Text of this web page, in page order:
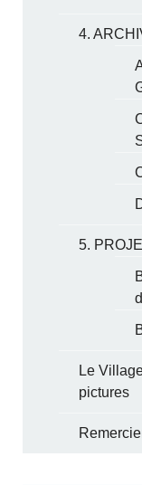
4.
5.
Le
pictures